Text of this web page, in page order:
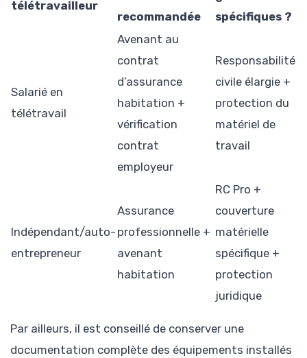
télétravailleur
recommandée
spécifiques ?
Salarié en
télétravail
Avenant au
contrat
d’assurance
habitation +
vérification
contrat
employeur
Responsabilité
civile élargie +
protection du
matériel de
travail
Indépendant/auto-
entrepreneur
Assurance
professionnelle +
avenant
habitation
RC Pro +
couverture
matérielle
spécifique +
protection
juridique
Par ailleurs, il est conseillé de conserver une
documentation complète des équipements installés